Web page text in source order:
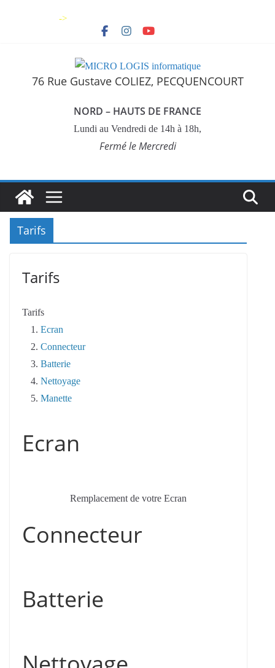
->
76 Rue Gustave COLIEZ, PECQUENCOURT
NORD – HAUTS DE FRANCE
Lundi au Vendredi de 14h à 18h,
Fermé le Mercredi
Tarifs
Tarifs
Tarifs
Ecran
Connecteur
Batterie
Nettoyage
Manette
Ecran
Remplacement de votre Ecran
Connecteur
Batterie